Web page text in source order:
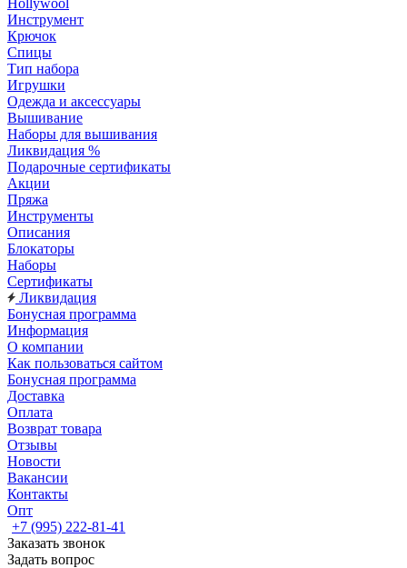
Hollywool
Инструмент
Крючок
Спицы
Тип набора
Игрушки
Одежда и аксессуары
Вышивание
Наборы для вышивания
Ликвидация %
Подарочные сертификаты
Акции
Пряжа
Инструменты
Описания
Блокаторы
Наборы
Сертификаты
Ликвидация
Бонусная программа
Информация
О компании
Как пользоваться сайтом
Бонусная программа
Доставка
Оплата
Возврат товара
Отзывы
Новости
Вакансии
Контакты
Опт
+7 (995) 222-81-41
Заказать звонок
Задать вопрос